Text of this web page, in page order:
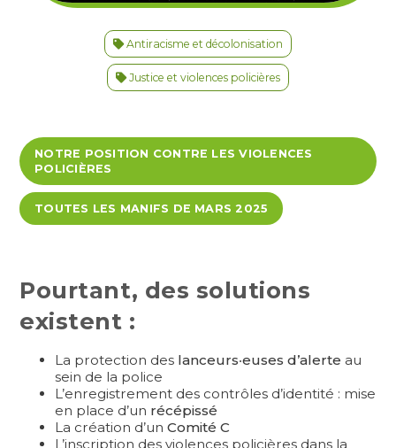
Antiracisme et décolonisation
Justice et violences policières
NOTRE POSITION CONTRE LES VIOLENCES
POLICIÈRES
TOUTES LES MANIFS DE MARS 2025
Pourtant, des solutions
existent :
La protection des lanceurs‧euses d’alerte au
sein de la police
L’enregistrement des contrôles d’identité : mise
en place d’un récépissé
La création d’unComité C
L’inscription des violences policières dans la